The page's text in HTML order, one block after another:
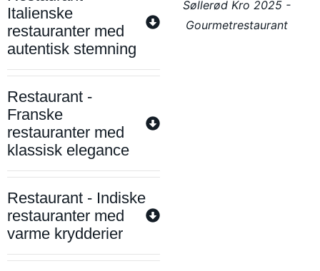
Italienske
restauranter med
autentisk stemning
Restaurant -
Franske
restauranter med
klassisk elegance
Restaurant - Indiske
restauranter med
varme krydderier
Søllerød Kro 2025 -
Gourmetrestaurant